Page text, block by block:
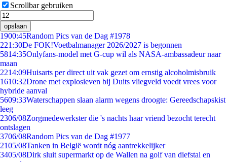
Scrollbar gebruiken
opslaan
1900:45Random Pics van de Dag #1978
221:30De FOK!Voetbalmanager 2026/2027 is begonnen
5814:35Onlyfans-model met G-cup wil als NASA-ambassadeur naar
maan
2214:09Huisarts per direct uit vak gezet om ernstig alcoholmisbruik
1610:32Drone met explosieven bij Duits vliegveld voedt vrees voor
hybride aanval
5609:33Waterschappen slaan alarm wegens droogte: Gereedschapskist
leeg
2306/08Zorgmedewerkster die 's nachts haar vriend bezocht terecht
ontslagen
3706/08Random Pics van de Dag #1977
2105/08Tanken in België wordt nóg aantrekkelijker
3405/08Dirk sluit supermarkt op de Wallen na golf van diefstal en